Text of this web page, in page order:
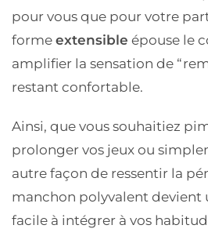
pour vous que pour votre
forme extensible épouse le
amplifier la sensation de
restant confortable.
Ainsi, que vous souhaitiez
prolonger vos jeux ou
autre façon de ressentir la
manchon polyvalent devient
facile à intégrer à vos